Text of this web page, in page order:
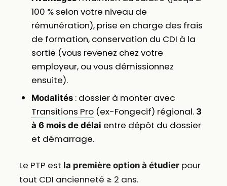
100 % selon votre niveau de
rémunération), prise en charge des frais
de formation, conservation du CDI à la
sortie (vous revenez chez votre
employeur, ou vous démissionnez
ensuite).
Modalités: dossier à monter avec
Transitions Pro(ex-Fongecif) régional. 3
à 6 mois de délai entre dépôt du dossier
et démarrage.
Le PTP est la première option à étudierpour
tout CDI ancienneté ≥ 2 ans.